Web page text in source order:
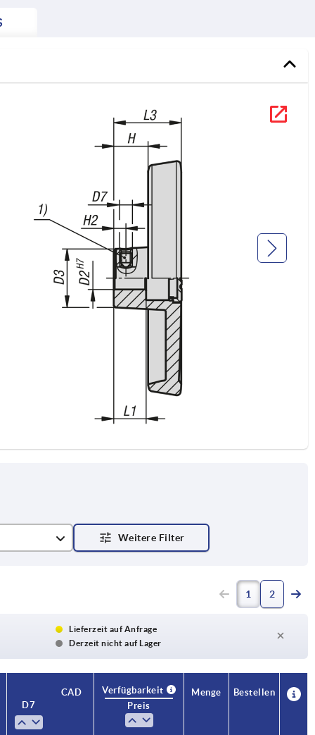
mit Nut, mit Querbohrung
mit Querbohrung
1 2
Lieferzeit auf Anfrage
Derzeit nicht auf Lager
D7
CAD
Verfügbarkeit
Preis
Menge Bestellen